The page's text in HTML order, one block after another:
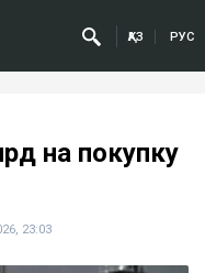
ҚАЗ РУС
на покупку
23:03